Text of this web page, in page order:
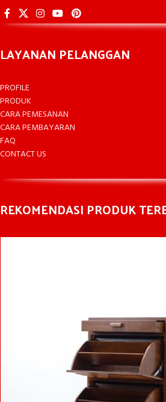
LAYANAN PELANGGAN
PROFILE
PRODUK
CARA PEMESANAN
CARA PEMBAYARAN
FAQ
CONTACT US
REKOMENDASI PRODUK